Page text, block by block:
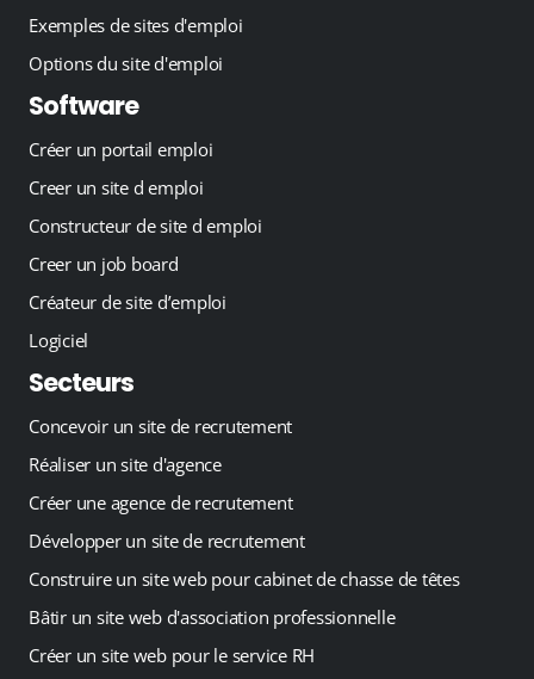
Exemples de sites d'emploi
Options du site d'emploi
Software
Créer un portail emploi
Creer un site d emploi
Constructeur de site d emploi
Creer un job board
Créateur de site d’emploi
Logiciel
Secteurs
Concevoir un site de recrutement
Réaliser un site d'agence
Créer une agence de recrutement
Développer un site de recrutement
Construire un site web pour cabinet de chasse de têtes
Bâtir un site web d'association professionnelle
Créer un site web pour le service RH